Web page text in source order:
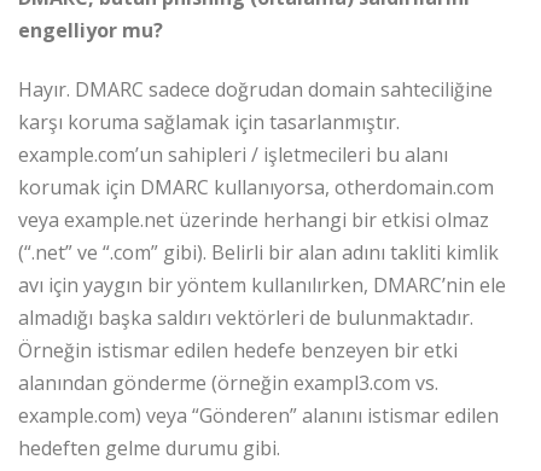
engelliyor mu?
Hayır. DMARC sadece doğrudan domain sahteciliğine
karşı koruma sağlamak için tasarlanmıştır.
example.com’un sahipleri / işletmecileri bu alanı
korumak için DMARC kullanıyorsa, otherdomain.com
veya example.net üzerinde herhangi bir etkisi olmaz
(“.net” ve “.com” gibi). Belirli bir alan adını takliti kimlik
avı için yaygın bir yöntem kullanılırken, DMARC’nin ele
almadığı başka saldırı vektörleri de bulunmaktadır.
Örneğin istismar edilen hedefe benzeyen bir etki
alanından gönderme (örneğin exampl3.com vs.
example.com) veya “Gönderen” alanını istismar edilen
hedeften gelme durumu gibi.